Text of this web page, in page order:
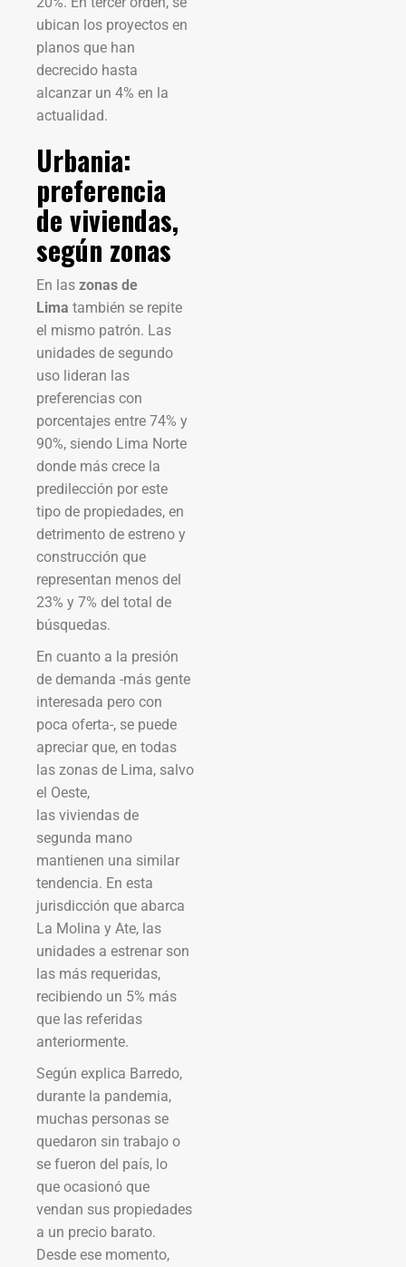
ubican los proyectos en
planos que han
decrecido hasta
alcanzar un 4% en la
actualidad.
Urbania:
preferencia
de viviendas,
según zonas
En las zonas de
Lima también se repite
el mismo patrón. Las
unidades de segundo
uso lideran las
preferencias con
porcentajes entre 74% y
90%, siendo Lima Norte
donde más crece la
predilección por este
tipo de propiedades, en
detrimento de estreno y
construcción que
representan menos del
23% y 7% del total de
búsquedas.
En cuanto a la presión
de demanda -más gente
interesada pero con
poca oferta-, se puede
apreciar que, en todas
las zonas de Lima, salvo
el Oeste,
las viviendas de
segunda mano
mantienen una similar
tendencia. En esta
jurisdicción que abarca
La Molina y Ate, las
unidades a estrenar son
las más requeridas,
recibiendo un 5% más
que las referidas
anteriormente.
Según explica Barredo,
durante la pandemia,
muchas personas se
quedaron sin trabajo o
se fueron del país, lo
que ocasionó que
vendan sus propiedades
a un precio barato.
Desde ese momento,